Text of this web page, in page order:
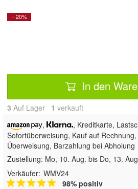
- 20%
In den
3 Auf Lager 1 verkauft
,
, Kreditkarte,
Sofortüberweisung, Kauf auf
Überweisung, Barzahlung bei Abholung
Zustellung: Mo, 10. Aug. bis Do, 13.
Verkäufer: WMV24
98% positiv